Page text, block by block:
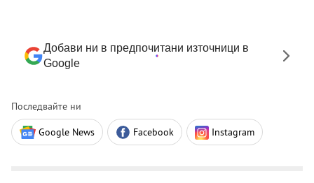
Добави ни в предпочитани източници в
Google
Последвайте ни
Google News Facebook Instagram